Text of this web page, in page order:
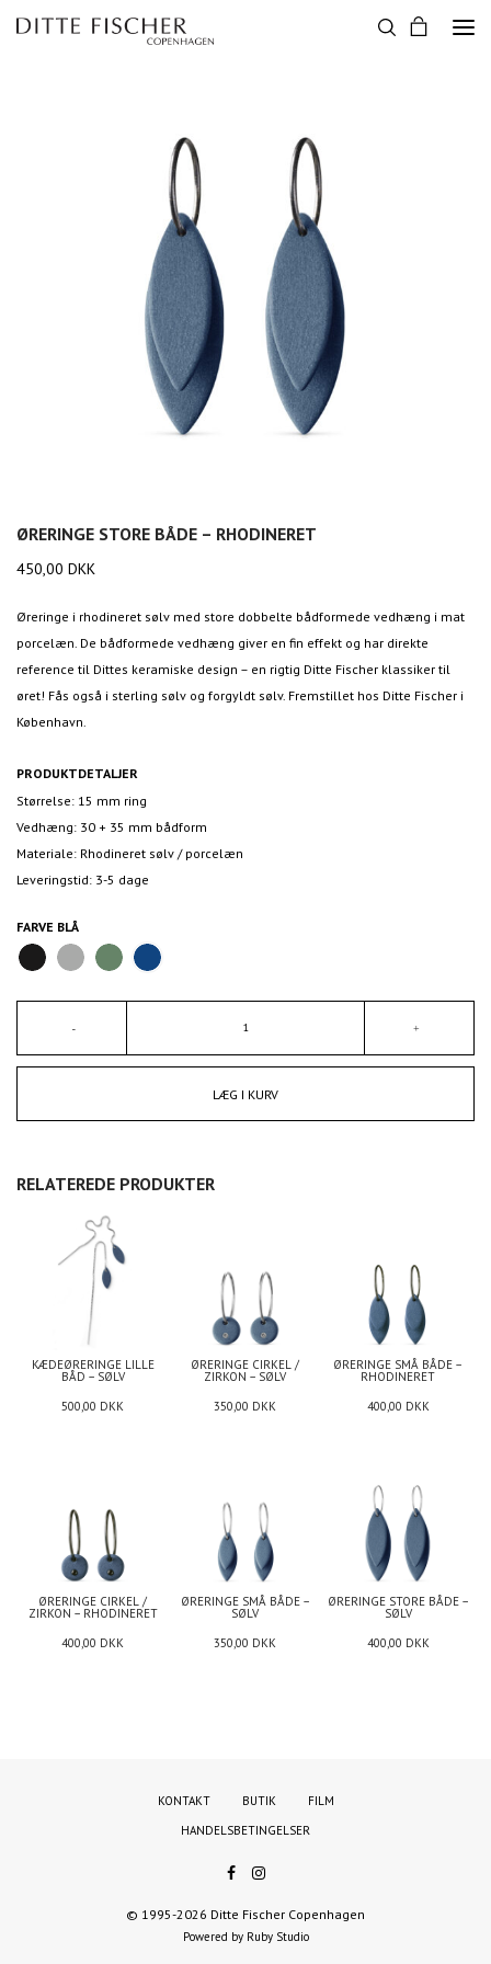
ØRERINGE STORE BÅDE – RHODINERET
450,00 DKK
Øreringe i rhodineret sølv med store dobbelte bådformede vedhæng i mat
porcelæn. De bådformede vedhæng giver en fin effekt og har direkte
reference til Dittes keramiske design – en rigtig Ditte Fischer klassiker til
øret! Fås også i sterling sølv og forgyldt sølv. Fremstillet hos Ditte Fischer i
København.
PRODUKTDETALJER
Størrelse: 15 mm ring
Vedhæng: 30 + 35 mm bådform
Materiale: Rhodineret sølv / porcelæn
Leveringstid: 3-5 dage
FARVE BLÅ
LÆG I KURV
RELATEREDE PRODUKTER
KÆDEØRERINGE LILLE
BÅD – SØLV
500,00 DKK
ØRERINGE CIRKEL /
ZIRKON – SØLV
350,00 DKK
ØRERINGE SMÅ BÅDE –
RHODINERET
400,00 DKK
ØRERINGE CIRKEL /
ZIRKON – RHODINERET
400,00 DKK
ØRERINGE SMÅ BÅDE –
SØLV
350,00 DKK
ØRERINGE STORE BÅDE –
SØLV
400,00 DKK
KONTAKT BUTIK
FILM
HANDELSBETINGELSER
© 1995-2026 Ditte Fischer Copenhagen
Powered by Ruby Studio